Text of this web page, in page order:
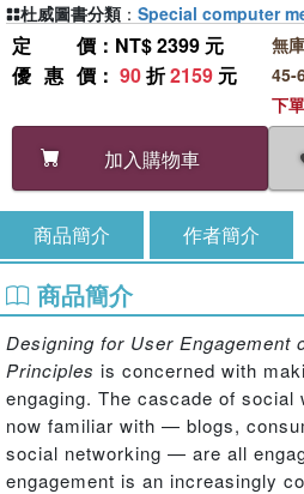
定價 ：NT$ 2399 元
優惠價 ： 90折2159 元
加入購物車
無
45-
下
杜威圖書分類 ： Special computer
商品簡介 作者簡介
商品簡介
Designing for User Engagement
Principles is concerned with
engaging. The cascade of social
now familiar with — blogs,
social networking — are all
engagement is an increasingly